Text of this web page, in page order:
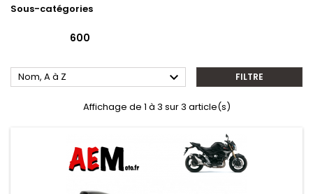
Sous-catégories
600
Nom, A à Z  FILTRE
Affichage de 1 à 3 sur 3 article(s)